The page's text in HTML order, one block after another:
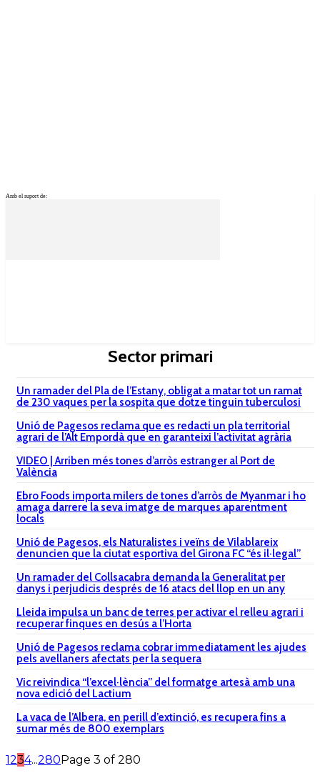
Amb el suport de:
Sector primari
Un ramader del Pla de l’Estany, obligat a matar tot un ramat
de 230 vaques per la sospita que dotze tinguin tuberculosi
Unió de Pagesos reclama que es redacti un pla territorial
agrari de l’Alt Empordà que en garanteixi l’activitat agrària
VIDEO | Arriben més tones d’arròs estranger al Port de
València
Ebro Foods importa milers de tones d’arròs de Myanmar i ho
amaga darrere la seva imatge de marques aparentment
locals
Unió de Pagesos, els Naturalistes i veïns de Vilablareix
denuncien que la ciutat esportiva del Girona FC “és il·legal”
Un ramader del Collsacabra demanda la Generalitat per
danys i perjudicis després de 16 atacs del llop en un any
Lleida impulsa un banc de terres per activar el relleu agrari i
recuperar finques en desús a l’Horta
Unió de Pagesos reclama cobrar immediatament les ajudes
pels avellaners afectats per la sequera
Vic reivindica “l’excel·lència” del formatge artesà amb una
nova edició del Lactium
La vaca de l’Albera, en perill d’extinció, es recupera fins a
sumar més de 800 exemplars
1234...280Page 3 of 280